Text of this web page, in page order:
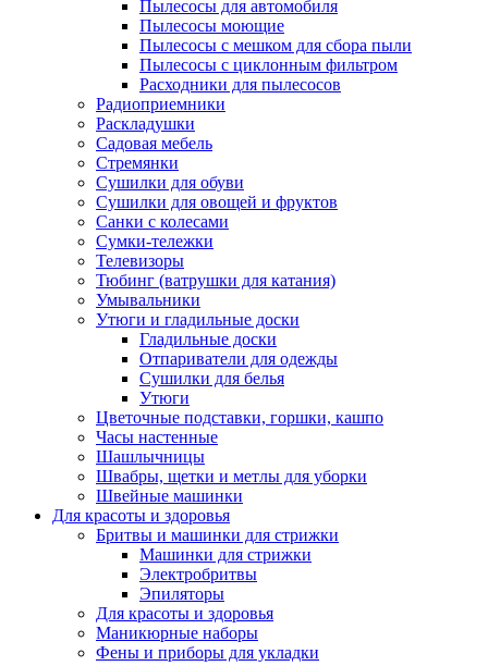
Пылесосы для автомобиля
Пылесосы моющие
Пылесосы с мешком для сбора пыли
Пылесосы с циклонным фильтром
Расходники для пылесосов
Радиоприемники
Раскладушки
Садовая мебель
Стремянки
Сушилки для обуви
Сушилки для овощей и фруктов
Санки с колесами
Сумки-тележки
Телевизоры
Тюбинг (ватрушки для катания)
Умывальники
Утюги и гладильные доски
Гладильные доски
Отпариватели для одежды
Сушилки для белья
Утюги
Цветочные подставки, горшки, кашпо
Часы настенные
Шашлычницы
Швабры, щетки и метлы для уборки
Швейные машинки
Для красоты и здоровья
Бритвы и машинки для стрижки
Машинки для стрижки
Электробритвы
Эпиляторы
Для красоты и здоровья
Маникюрные наборы
Фены и приборы для укладки